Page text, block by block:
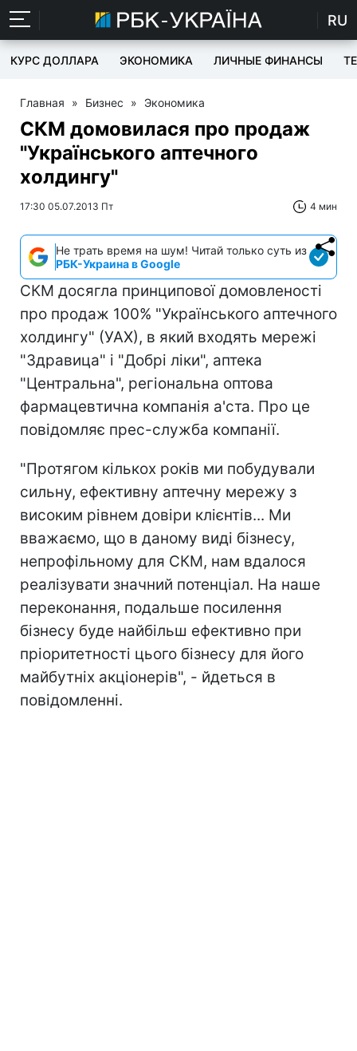
RU
КУРС ДОЛЛАРА ЭКОНОМИКА ЛИЧНЫЕ ФИНАНСЫ
Главная » Бизнес » Экономика
СКМ домовилася про продаж
"Українського аптечного
холдингу"
17:30 05.07.2013 Пт 4 мин
Не трать время на шум! Читай только суть из
РБК-Украина в Google
СКМ досягла принципової домовленості
про продаж 100% "Українського аптечного
холдингу" (УАХ), в який входять мережі
"Здравица" і "Добрі ліки", аптека
"Центральна", регіональна оптова
фармацевтична компанія а'ста. Про це
повідомляє прес-служба компанії.
"Протягом кількох років ми побудували
сильну, ефективну аптечну мережу з
високим рівнем довіри клієнтів... Ми
вважаємо, що в даному виді бізнесу,
непрофільному для СКМ, нам вдалося
реалізувати значний потенціал. На наше
переконання, подальше посилення
бізнесу буде найбільш ефективно при
пріоритетності цього бізнесу для його
майбутніх акціонерів", - йдеться в
повідомленні.